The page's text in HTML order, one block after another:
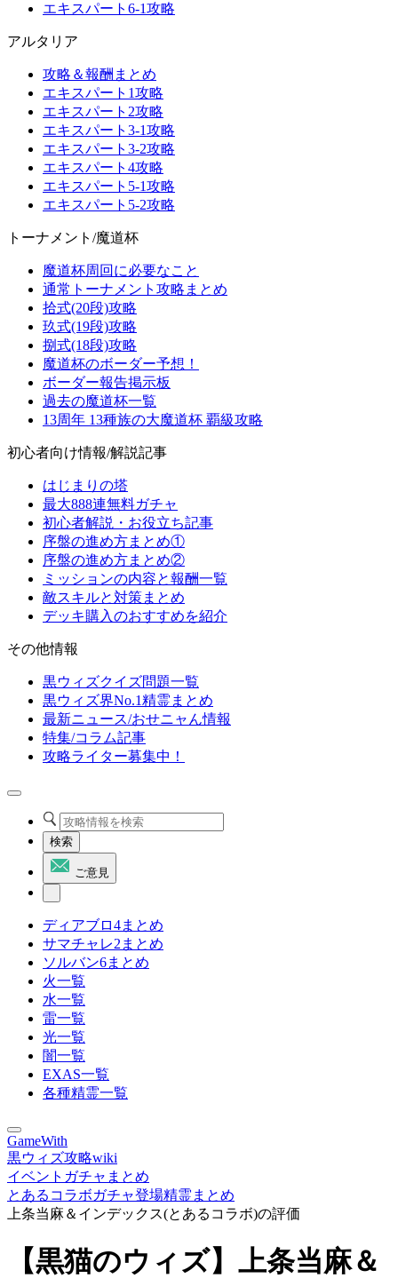
エキスパート6-1攻略
アルタリア
攻略＆報酬まとめ
エキスパート1攻略
エキスパート2攻略
エキスパート3-1攻略
エキスパート3-2攻略
エキスパート4攻略
エキスパート5-1攻略
エキスパート5-2攻略
トーナメント/魔道杯
魔道杯周回に必要なこと
通常トーナメント攻略まとめ
拾式(20段)攻略
玖式(19段)攻略
捌式(18段)攻略
魔道杯のボーダー予想！
ボーダー報告掲示板
過去の魔道杯一覧
13周年 13種族の大魔道杯 覇級攻略
初心者向け情報/解説記事
はじまりの塔
最大888連無料ガチャ
初心者解説・お役立ち記事
序盤の進め方まとめ①
序盤の進め方まとめ②
ミッションの内容と報酬一覧
敵スキルと対策まとめ
デッキ購入のおすすめを紹介
その他情報
黒ウィズクイズ問題一覧
黒ウィズ界No.1精霊まとめ
最新ニュース/おせニャん情報
特集/コラム記事
攻略ライター募集中！
検索
ご意見
ディアブロ4まとめ
サマチャレ2まとめ
ソルバン6まとめ
火一覧
水一覧
雷一覧
光一覧
闇一覧
EXAS一覧
各種精霊一覧
GameWith
黒ウィズ攻略wiki
イベントガチャまとめ
とあるコラボガチャ登場精霊まとめ
上条当麻＆インデックス(とあるコラボ)の評価
【黒猫のウィズ】上条当麻＆